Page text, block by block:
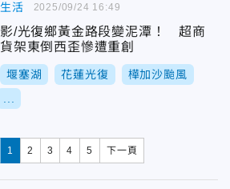
生活
影/光復鄉黃金路段變泥潭！ 超商
貨架東倒西歪慘遭重創
堰塞湖 花蓮光復 樺加沙颱風
2025/09/24 16:49
1 2 3 4 5 下一頁